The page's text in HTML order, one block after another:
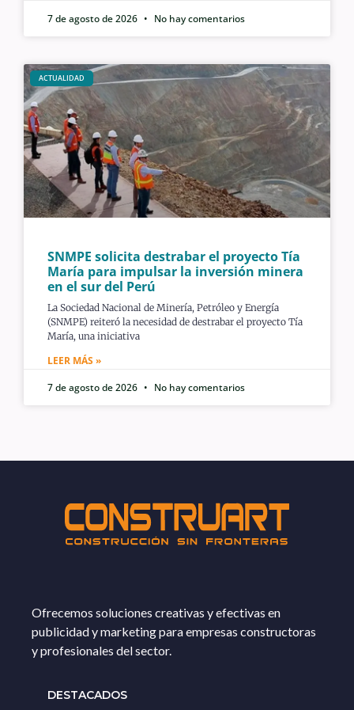
7 de agosto de 2026
No hay comentarios
ACTUALIDAD
SNMPE solicita destrabar el proyecto Tía
María para impulsar la inversión minera
en el sur del Perú
La Sociedad Nacional de Minería, Petróleo y Energía
(SNMPE) reiteró la necesidad de destrabar el proyecto Tía
María, una iniciativa
LEER MÁS »
7 de agosto de 2026
No hay comentarios
Ofrecemos soluciones creativas y efectivas en
publicidad y marketing para empresas constructoras
y profesionales del sector.
DESTACADOS